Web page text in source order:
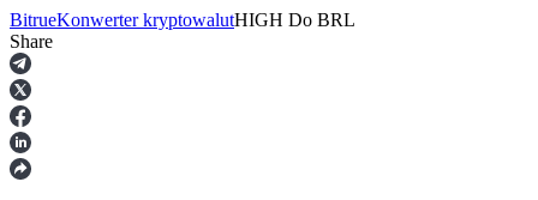
Kontrakty terminowe
BitrueKonwerter kryptowalutHIGH Do BRL
Share